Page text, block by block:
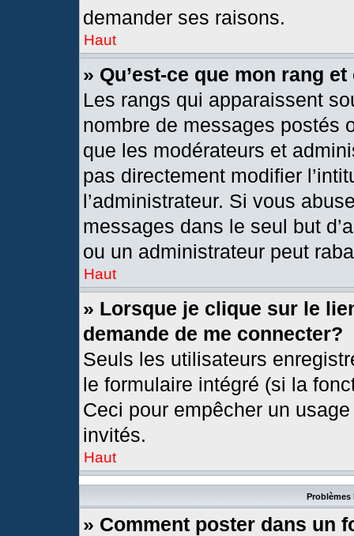
demander ses raisons.
Haut
» Qu’est-ce que mon rang
Les rangs qui apparaissent
nombre de messages postés
que les modérateurs et
pas directement modifier
l’administrateur. Si vous
messages dans le seul but
ou un administrateur peut
Haut
» Lorsque je clique sur le
demande de me connecter?
Seuls les utilisateurs
le formulaire intégré (si la
Ceci pour empêcher un
invités.
Haut
Problèmes
» Comment poster dans un